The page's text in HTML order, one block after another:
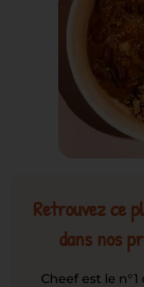
Retrouvez ce plat (ou sa version Cheef)
dans nos
Cheef est le n°1 des programmes minceur.